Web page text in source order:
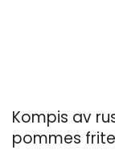
Kompis av
pommes